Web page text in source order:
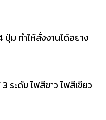
ม ทำให้สั่งงานได้อย่าง
ระดับ ไฟสีขาว ไฟสีเขียว